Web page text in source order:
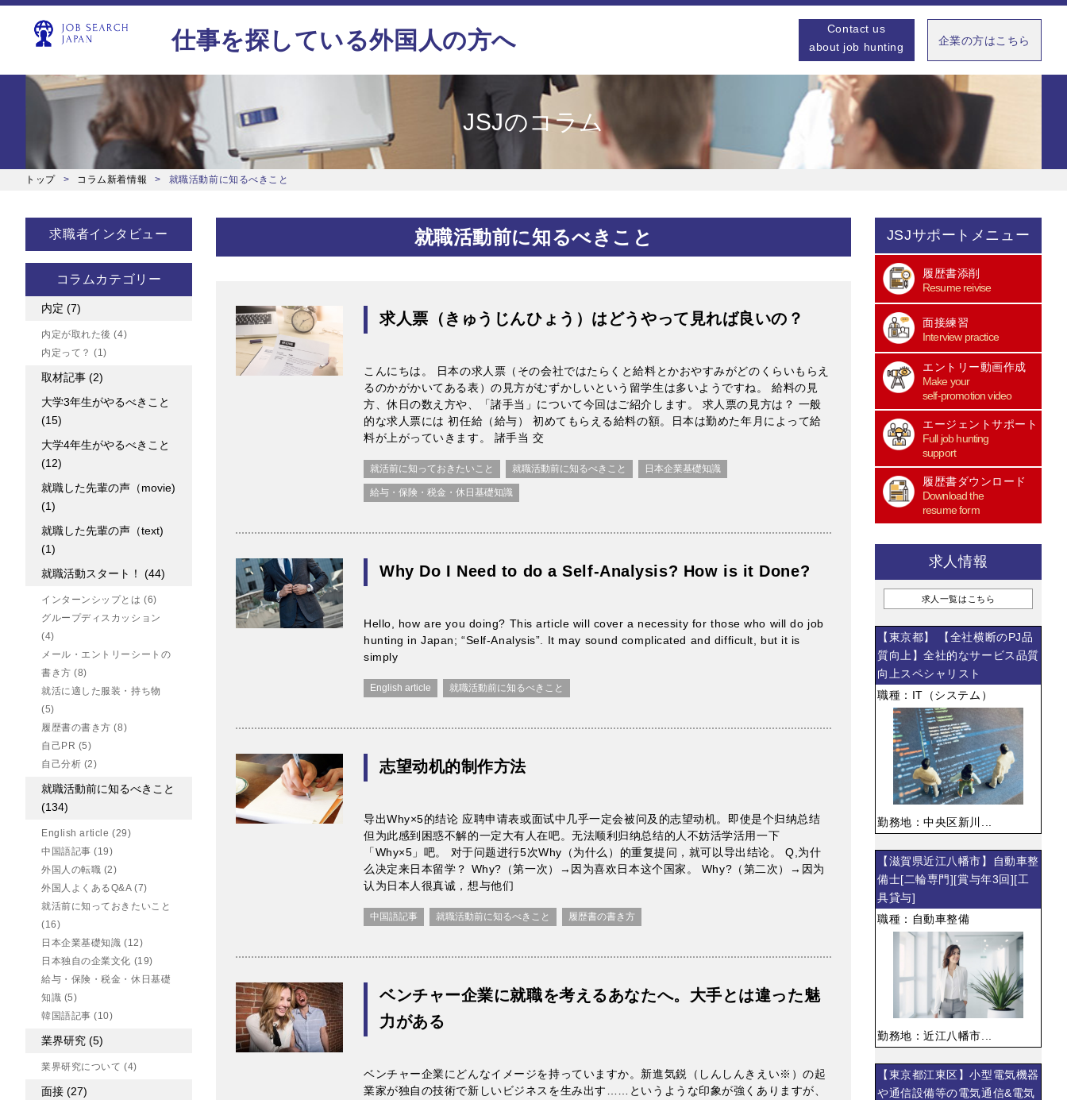
仕事を探している外国人の方へ
Contact us
about job hunting
企業の方はこちら
JSJのコラム
トップ コラム新着情報 就職活動前に知るべきこと
求職者インタビュー
コラムカテゴリー
内定 (7)
内定が取れた後(4)
内定って？(1)
取材記事 (2)
大学3年生がやるべきこと
(15)
大学4年生がやるべきこと
(12)
就職した先輩の声（movie)
(1)
就職した先輩の声（text)
(1)
就職活動スタート！ (44)
インターンシップとは(6)
グループディスカッション
(4)
メール・エントリーシートの
書き方(8)
就活に適した服装・持ち物
(5)
履歴書の書き方(8)
自己PR (5)
自己分析 (2)
就職活動前に知るべきこと
(134)
English article (29)
中国語記事(19)
外国人の転職 (2)
外国人よくあるQ&A(7)
就活前に知っておきたいこと
(16)
日本企業基礎知識(12)
日本独自の企業文化 (19)
給与・保険・税金・休日基礎
知識 (5)
韓国語記事(10)
業界研究 (5)
業界研究について(4)
面接 (27)
就職活動前に知るべきこと
求人票（きゅうじんひょう）はどうやって見れば良いの？
こんにちは。 日本の求人票（その会社ではたらくと給料とかおやすみがどのくらいもらえ
るのかがかいてある表）の見方がむずかしいという留学生は多いようですね。 給料の見
方、休日の数え方や、「諸手当」について今回はご紹介します。 求人票の見方は？ 一般
的な求人票には 初任給（給与） 初めてもらえる給料の額。日本は勤めた年月によって給
料が上がっていきます。 諸手当 交
就活前に知っておきたいこと 就職活動前に知るべきこと 日本企業基礎知識
給与・保険・税金・休日基礎知識
Why Do I Need to do a Self-Analysis? How is it Done?
Hello, how are you doing? This article will cover a necessity for those who will do job
hunting in Japan; “Self-Analysis”. It may sound complicated and difficult, but it is
simply
English article 就職活動前に知るべきこと
志望动机的制作方法
导出Why×5的结论 应聘申请表或面试中几乎一定会被问及的志望动机。即使是个归纳总结
但为此感到困惑不解的一定大有人在吧。无法顺利归纳总结的人不妨活学活用一下
「Why×5」吧。 对于问题进行5次Why（为什么）的重复提问，就可以导出结论。 Q,为什
么决定来日本留学？ Why?（第一次）→因为喜欢日本这个国家。 Why?（第二次）→因为
认为日本人很真诚，想与他们
中国語記事 就職活動前に知るべきこと 履歴書の書き方
ベンチャー企業に就職を考えるあなたへ。大手とは違った魅
力がある
ベンチャー企業にどんなイメージを持っていますか。新進気鋭（しんしんきえい※）の起
業家が独自の技術で新しいビジネスを生み出す……というような印象が強くありますが、
JSJサポートメニュー
履歴書添削
Resume reivise
面接練習
Interview practice
エントリー動画作成
Make your
self-promotion video
エージェントサポート
Full job hunting
support
履歴書ダウンロード
Download the
resume form
求人情報
求人一覧はこちら
【東京都】 【全社横断のPJ品
質向上】全社的なサービス品質
向上スペシャリスト
職種：IT（システム）
勤務地：中央区新川...
【滋賀県近江八幡市】自動車整
備士[二輪専門][賞与年3回][工
具貸与]
職種：自動車整備
勤務地：近江八幡市...
【東京都江東区】小型電気機器
や通信設備等の電気通信&電気